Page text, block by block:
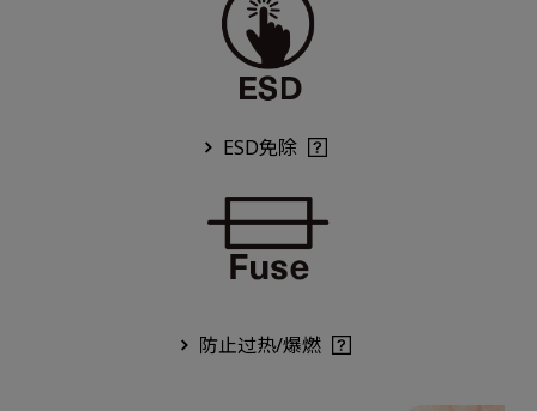
ESD免除
防止过热/爆燃